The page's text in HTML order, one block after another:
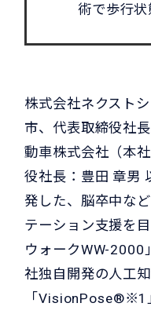
術で歩行
株式会社ネクスト
市、代表取締役社
動車株式会社（本
役社長：豊田 章男
発した、脳卒中な
テーション支援を
ウォークWW-2000
社独自開発の人工
「VisionPose®※1